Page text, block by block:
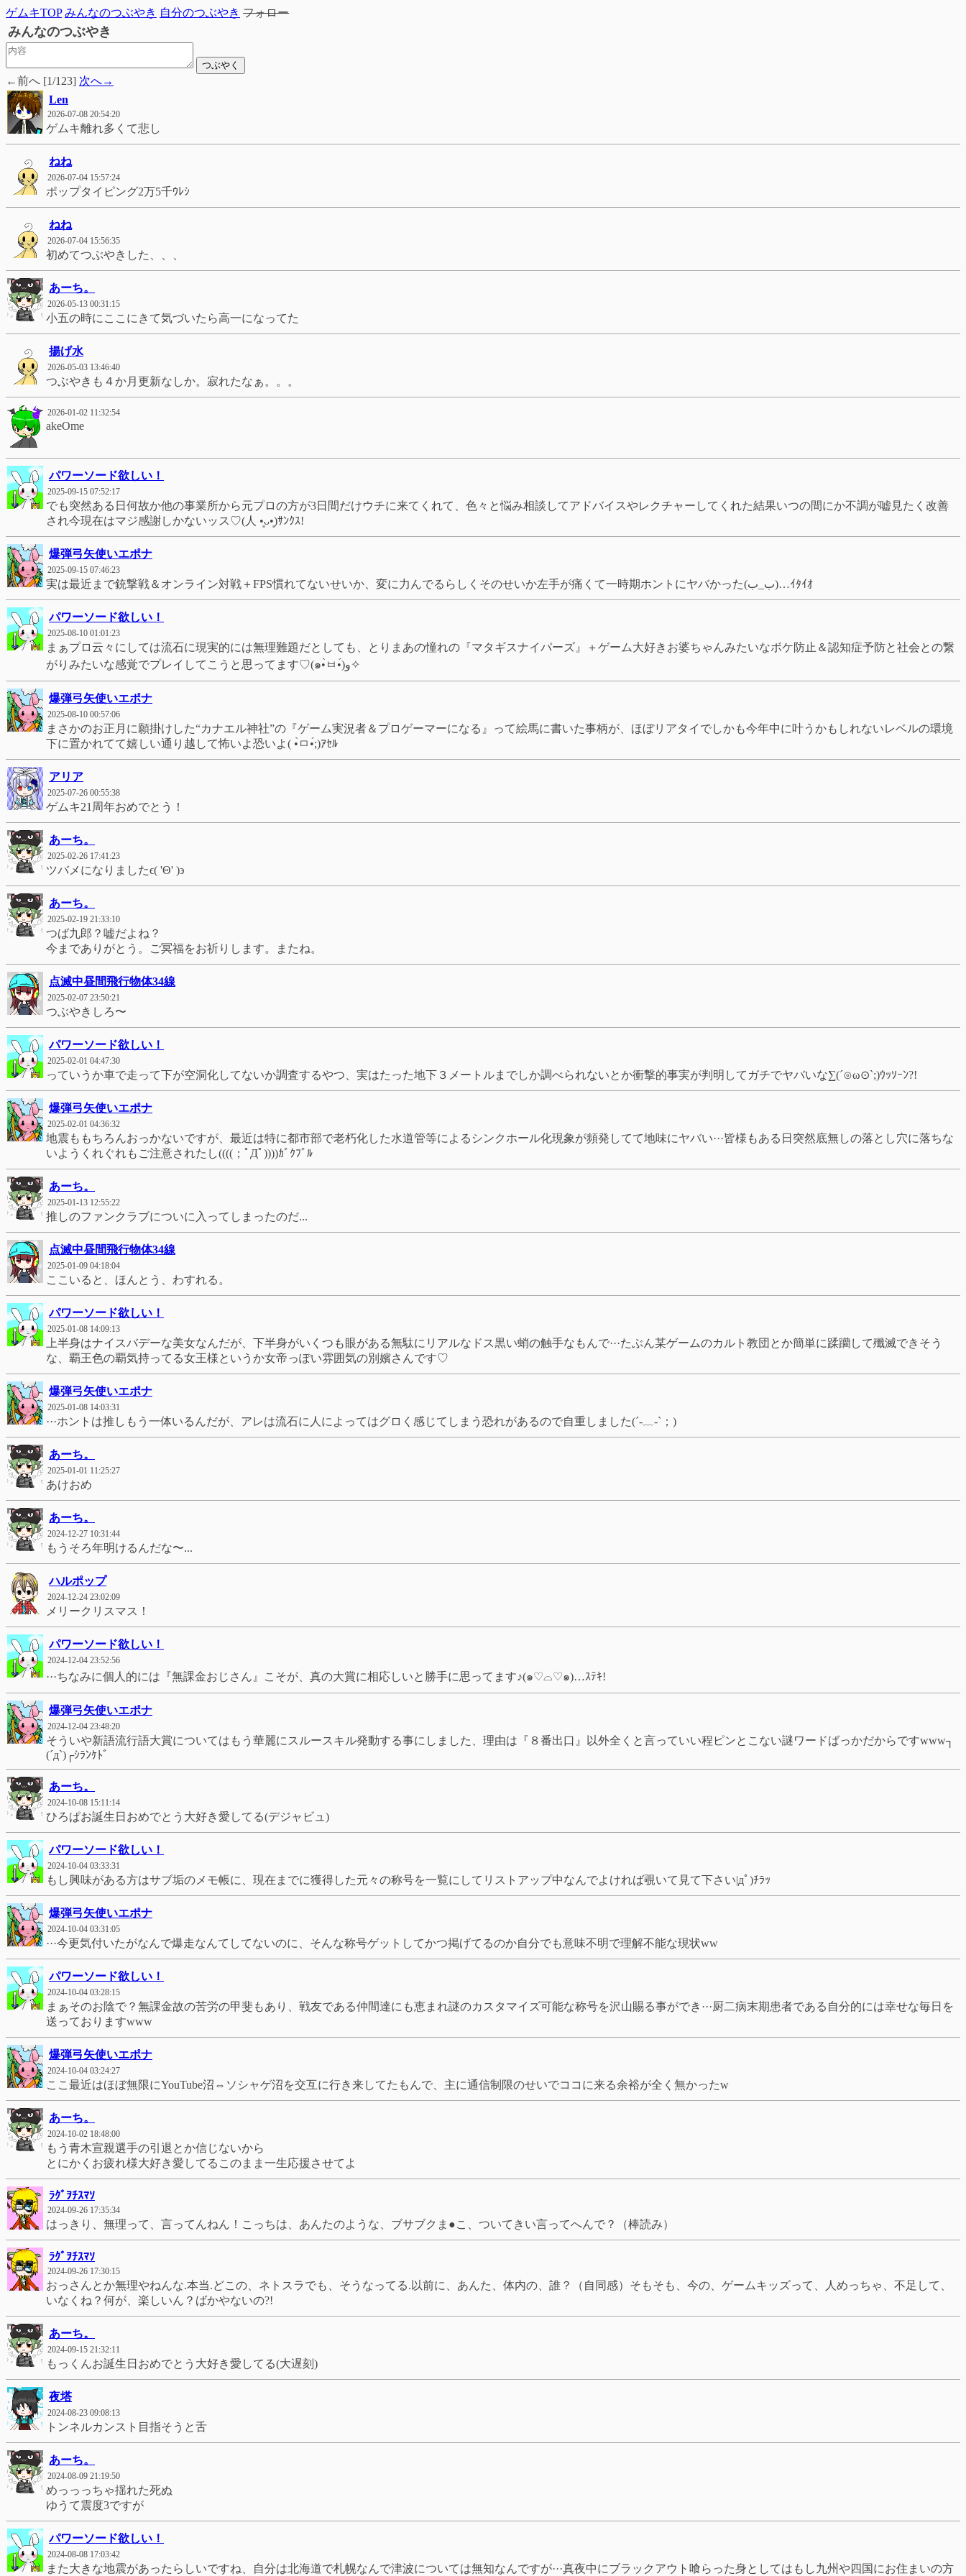
ゲムキTOP みんなのつぶやき 自分のつぶやき フォロー
みんなのつぶやき
←前へ [1/123] 次へ→
Len
2026-07-08 20:54:20
ゲムキ離れ多くて悲し
ねね
2026-07-04 15:57:24
ポップタイピング2万5千ｳﾚｼ
ねね
2026-07-04 15:56:35
初めてつぶやきした、、、
あーち。
2026-05-13 00:31:15
小五の時にここにきて気づいたら高一になってた
揚げ水
2026-05-03 13:46:40
つぶやきも４か月更新なしか。寂れたなぁ。。。
2026-01-02 11:32:54
akeOme
パワーソード欲しい！
2025-09-15 07:52:17
でも突然ある日何故か他の事業所から元プロの方が3日間だけウチに来てくれて、色々と悩み相談してアドバイスやレクチャーしてくれた結果いつの間にか不調が嘘見たく改善
され今現在はマジ感謝しかないッス♡(人 •͈ᴗ•͈)ｻﾝｸｽ!
爆弾弓矢使いエポナ
2025-09-15 07:46:23
実は最近まで銃撃戦＆オンライン対戦＋FPS慣れてないせいか、変に力んでるらしくそのせいか左手が痛くて一時期ホントにヤバかった(ب_ب)…ｲﾀｲｵ
パワーソード欲しい！
2025-08-10 01:01:23
まぁプロ云々にしては流石に現実的には無理難題だとしても、とりまあの憧れの『マタギスナイパーズ』＋ゲーム大好きお婆ちゃんみたいなボケ防止＆認知症予防と社会との繋
がりみたいな感覚でプレイしてこうと思ってます♡(๑•̀ㅂ•́)و✧
爆弾弓矢使いエポナ
2025-08-10 00:57:06
まさかのお正月に願掛けした“カナエル神社”の『ゲーム実況者＆プロゲーマーになる』って絵馬に書いた事柄が、ほぼリアタイでしかも今年中に叶うかもしれないレベルの環境
下に置かれてて嬉しい通り越して怖いよ恐いよ( •̀ㅁ•́;)ｱｾﾙ
アリア
2025-07-26 00:55:38
ゲムキ21周年おめでとう！
あーち。
2025-02-26 17:41:23
ツバメになりましたϵ( 'Θ' )϶
あーち。
2025-02-19 21:33:10
つば九郎？嘘だよね？
今までありがとう。ご冥福をお祈りします。またね。
点滅中昼間飛行物体34線
2025-02-07 23:50:21
つぶやきしろ〜
パワーソード欲しい！
2025-02-01 04:47:30
っていうか車で走って下が空洞化してないか調査するやつ、実はたった地下３メートルまでしか調べられないとか衝撃的事実が判明してガチでヤバいな∑(´⊙ω⊙`;)ｳｯｿｰﾝ?!
爆弾弓矢使いエポナ
2025-02-01 04:36:32
地震ももちろんおっかないですが、最近は特に都市部で老朽化した水道管等によるシンクホール化現象が頻発してて地味にヤバい···皆様もある日突然底無しの落とし穴に落ちな
いようくれぐれもご注意されたし((((；ﾟДﾟ))))ｶﾞｸﾌﾞﾙ
あーち。
2025-01-13 12:55:22
推しのファンクラブについに入ってしまったのだ...
点滅中昼間飛行物体34線
2025-01-09 04:18:04
ここいると、ほんとう、わすれる。
パワーソード欲しい！
2025-01-08 14:09:13
上半身はナイスバデーな美女なんだが、下半身がいくつも眼がある無駄にリアルなドス黒い蛸の触手なもんで···たぶん某ゲームのカルト教団とか簡単に蹂躪して殲滅できそう
な、覇王色の覇気持ってる女王様というか女帝っぽい雰囲気の別嬪さんです♡
爆弾弓矢使いエポナ
2025-01-08 14:03:31
···ホントは推しもう一体いるんだが、アレは流石に人によってはグロく感じてしまう恐れがあるので自重しました(´-﹏-`；)
あーち。
2025-01-01 11:25:27
あけおめ
あーち。
2024-12-27 10:31:44
もうそろ年明けるんだな〜...
ハルポップ
2024-12-24 23:02:09
メリークリスマス！
パワーソード欲しい！
2024-12-04 23:52:56
···ちなみに個人的には『無課金おじさん』こそが、真の大賞に相応しいと勝手に思ってます♪(๑♡⌓♡๑)…ｽﾃｷ!
爆弾弓矢使いエポナ
2024-12-04 23:48:20
そういや新語流行語大賞についてはもう華麗にスルースキル発動する事にしました、理由は『８番出口』以外全くと言っていい程ピンとこない謎ワードばっかだからですwww┐
(´д`)┌ｼﾗﾝｹﾄﾞ
あーち。
2024-10-08 15:11:14
ひろぱお誕生日おめでとう大好き愛してる(デジャビュ)
パワーソード欲しい！
2024-10-04 03:33:31
もし興味がある方はサブ垢のメモ帳に、現在までに獲得した元々の称号を一覧にしてリストアップ中なんでよければ覗いて見て下さい|дﾟ)ﾁﾗｯ
爆弾弓矢使いエポナ
2024-10-04 03:31:05
···今更気付いたがなんで爆走なんてしてないのに、そんな称号ゲットしてかつ掲げてるのか自分でも意味不明で理解不能な現状ww
パワーソード欲しい！
2024-10-04 03:28:15
まぁそのお陰で？無課金故の苦労の甲斐もあり、戦友である仲間達にも恵まれ謎のカスタマイズ可能な称号を沢山賜る事ができ···厨二病末期患者である自分的には幸せな毎日を
送っておりますwww
爆弾弓矢使いエポナ
2024-10-04 03:24:27
ここ最近はほぼ無限にYouTube沼⇔ソシャゲ沼を交互に行き来してたもんで、主に通信制限のせいでココに来る余裕が全く無かったw
あーち。
2024-10-02 18:48:00
もう青木宣親選手の引退とか信じないから
とにかくお疲れ様大好き愛してるこのまま一生応援させてよ
ﾗｸﾞｦﾁｽﾏｿ
2024-09-26 17:35:34
はっきり、無理って、言ってんねん！こっちは、あんたのような、ブサブクま●こ、ついてきい言ってへんで？（棒読み）
ﾗｸﾞｦﾁｽﾏｿ
2024-09-26 17:30:15
おっさんとか無理やねんな.本当.どこの、ネトスラでも、そうなってる.以前に、あんた、体内の、誰？（自同感）そもそも、今の、ゲームキッズって、人めっちゃ、不足して、
いなくね？何が、楽しいん？ばかやないの?!
あーち。
2024-09-15 21:32:11
もっくんお誕生日おめでとう大好き愛してる(大遅刻)
͏夜塔‪
2024-08-23 09:08:13
トンネルカンスト目指そうと舌
あーち。
2024-08-09 21:19:50
めっっっちゃ揺れた死ぬ
ゆうて震度3ですが
パワーソード欲しい！
2024-08-08 17:03:42
また大きな地震があったらしいですね、自分は北海道で札幌なんで津波については無知なんですが···真夜中にブラックアウト喰らった身としてはもし九州や四国にお住まいの方